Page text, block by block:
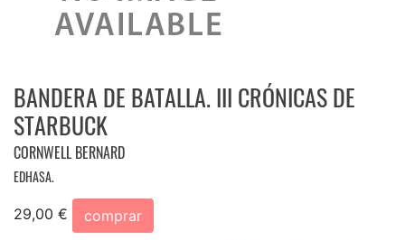
BANDERA DE BATALLA. III CRÓNICAS DE
STARBUCK
CORNWELL BERNARD
EDHASA.
29,00 €
comprar